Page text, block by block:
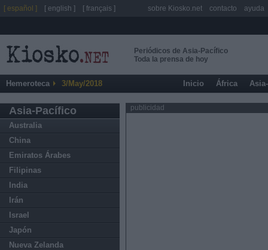
Periódicos de Asia-Pacífico
Toda la prensa de hoy
Hemeroteca 3/May/2018 Inicio África
Asia-Pacífico
Australia
China
Emiratos Árabes
Filipinas
India
Irán
Israel
Japón
Nueva Zelanda
publicidad
[ español ] [ english ] [ français ] sobre Kiosko.net contacto ayuda